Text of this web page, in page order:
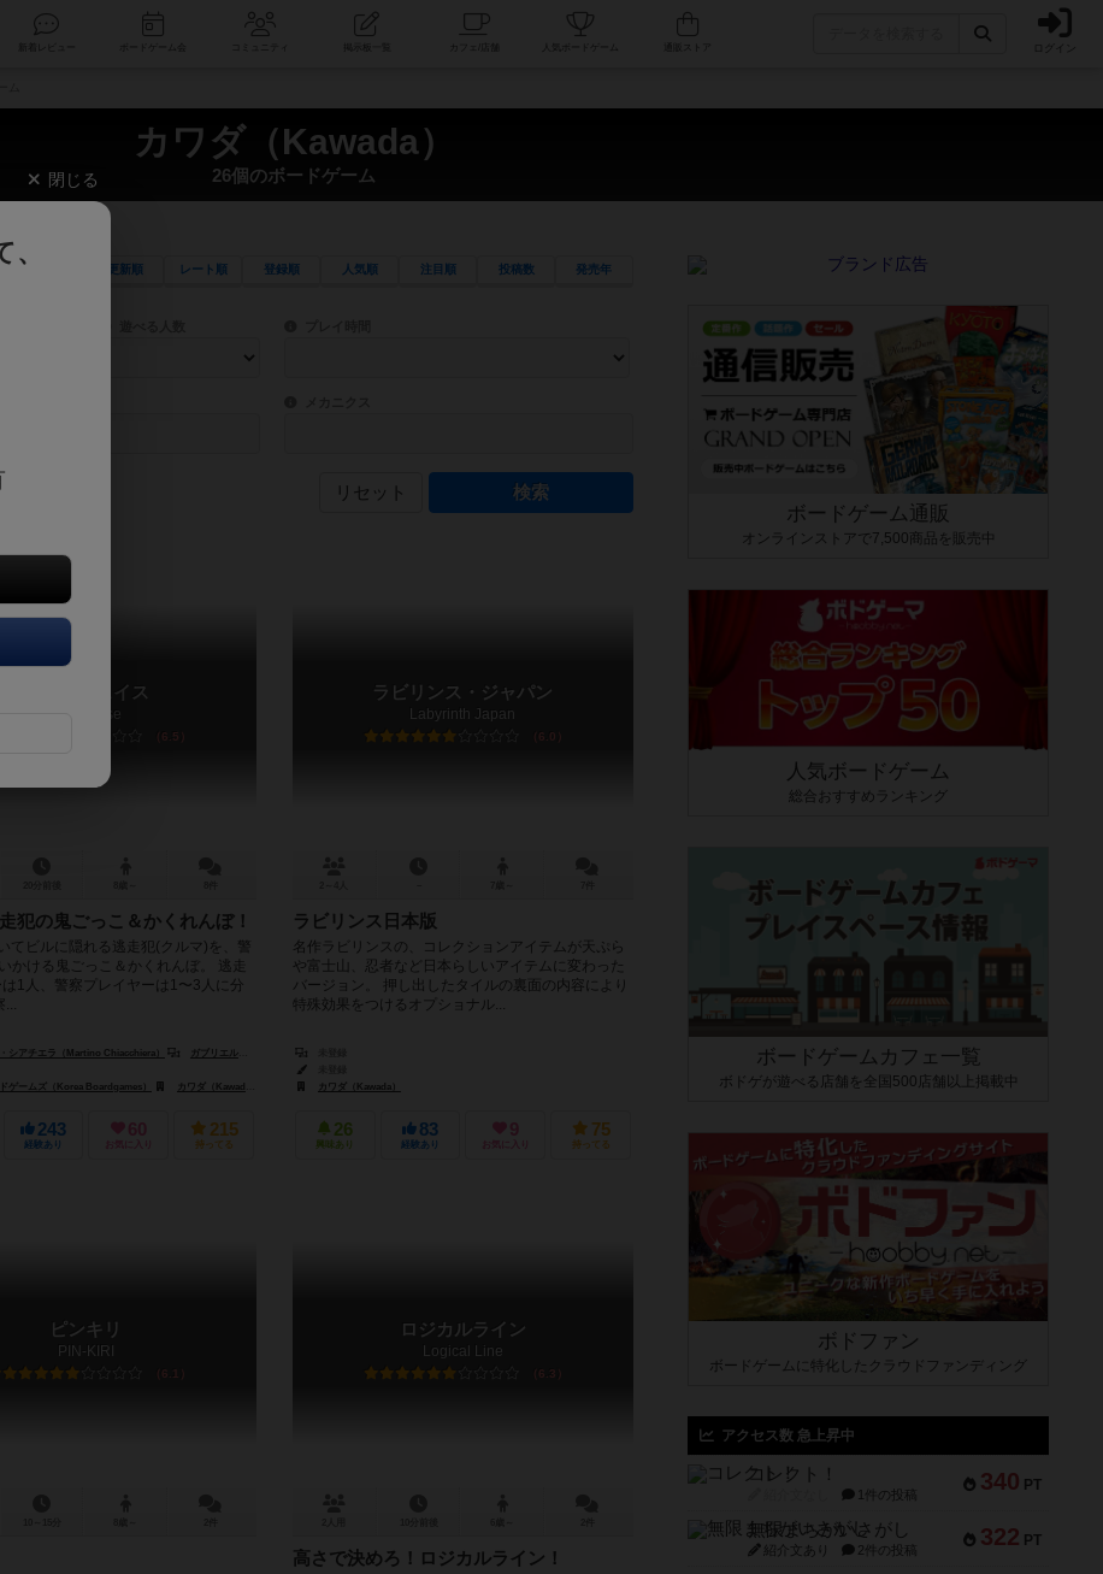
コミュニティ 人気ボードゲーム ログイン
カワダ（Kawada）
26個のボードゲーム
更新順 レート順 登録順 人気順 注目順 投稿数 発売年
ワード検索ができます。
て検索できます。 目安となる所要時間を指定することができます。マニュアルを読む時間や参加者へのルール説明時間は含まれていないため、初めて
人物などモチーフ・ストーリーを指定することができます。直感的にゲームシステムを理解できるよう、中世ファンタジー・クッキング・海賊同士の対決など、ゲームコンセプトを絞
バー ゲーム性を構成するコアシステムです。主にボードゲームに慣れている方向けの絞込機能です。例えば「ダイスロール」はランダ
リセット
シティチェイス
City Chase
6.5
犯の鬼ごっこ＆かくれんぼ！
てビルに隠れる逃走犯(クルマ)を、警
かける鬼ごっこ＆かくれんぼ。 逃走
1人、警察プレイヤーは1〜3人に分
...
シアチエラ（Martino Chiacchiera）
ガブリエル・マリ（Gabriele Mari）
ゲームズ（Korea Boardgames）
カワダ（Kawada）
243
経験あり
60
お気に入り
215
持ってる
ラビリンス・ジャパン
Labyrinth Japan
6.0
ラビリンス日本版
名作ラビリンスの、コレクションアイテムが天ぷら
や富士山、忍者など日本らしいアイテムに変わった
バージョン。 押し出したタイルの裏面の内容により
特殊効果をつけるオプショナル...
カワダ（Kawada）
26
興味あり
83
経験あり
9
お気に入り
75
持ってる
ピンキリ
PIN-KIRI
6.1
ロジカルライン
Logical Line
6.3
高さで決めろ！ロジカルライン！
ボードゲーム通販
オンラインストアで7,500商品を販売中
人気ボードゲーム
総合おすすめランキング
ボードゲームカフェ一覧
ボドゲが遊べる店舗を全国500店舗以上掲載中
ボドファン
ボードゲームに特化したクラウドファンディング
アクセス数 急上昇中
340 PT
コレクト！
1件の投稿
322 PT
無限まちがいさがし
紹介文あり 2件の投稿
閉じる